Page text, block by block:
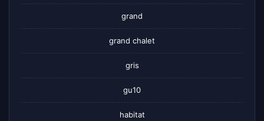
grand
grand chalet
gris
gu10
habitat